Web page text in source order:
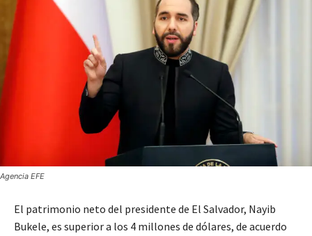
Agencia EFE
El patrimonio neto del presidente de El Salvador, Nayib
Bukele, es superior a los 4 millones de dólares, de acuerdo